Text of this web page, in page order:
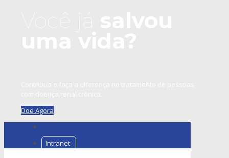
Doe Agora
Intranet